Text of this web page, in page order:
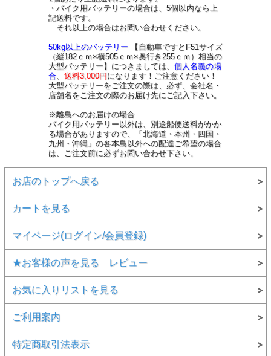
・バイク用バッテリーの場合は、5個以内なら上
記送料です。
それ以上の場合はお問い合わせください。
50kg以上のバッテリー 【自動車ですとF51サイズ
（縦182ｃｍ×横505ｃｍ×奥行き255ｃｍ）相当の
大型バッテリー】につきましては、 個人名義の場
合
送料3,000円 になります！ご注意ください！
大型バッテリーをご注文の際は、必ず、会社名・
店舗名をご注文の際のお届け先にご記入下さい。
※離島へのお届けの場合
バイク用バッテリー以外は、別途船便送料がかか
る場合がありますので、「北海道・本州・四国・
九州・沖縄」の各本島以外への配達ご希望の場合
は、ご注文前に必ずお問い合わせ下さい。
お店のトップへ戻る
カートを見る
マイページ(ログイン/会員登録)
★お客様の声を見る レビュー
お気に入りリストを見る
ご利用案内
特定商取引法表示